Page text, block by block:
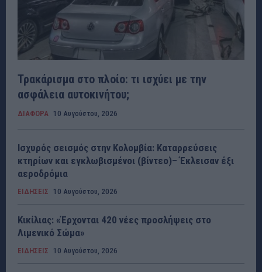
Τρακάρισμα στο πλοίο: τι ισχύει με την
ασφάλεια αυτοκινήτου;
ΔΙΑΦΟΡΑ 10 Αυγούστου, 2026
Ισχυρός σεισμός στην Κολομβία: Καταρρεύσεις
κτηρίων και εγκλωβισμένοι (βίντεο)– Έκλεισαν έξι
αεροδρόμια
ΕΙΔΗΣΕΙΣ 10 Αυγούστου, 2026
Κικίλιας: «Έρχονται 420 νέες προσλήψεις στο
Λιμενικό Σώμα»
ΕΙΔΗΣΕΙΣ 10 Αυγούστου, 2026